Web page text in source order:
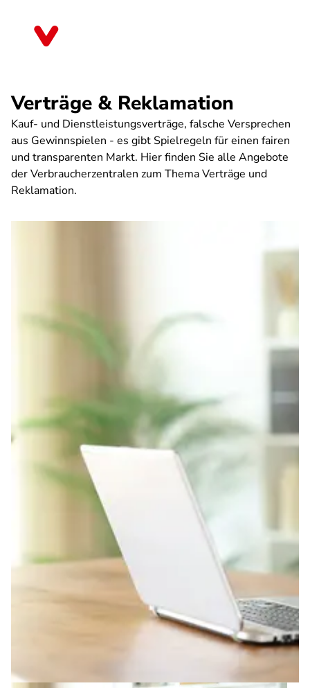
Verträge & Reklamation
Kauf- und Dienstleistungsverträge, falsche Versprechen
aus Gewinnspielen - es gibt Spielregeln für einen fairen
und transparenten Markt. Hier finden Sie alle Angebote
der Verbraucherzentralen zum Thema Verträge und
Reklamation.